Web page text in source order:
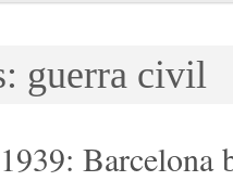
guerra civil
Barcelona